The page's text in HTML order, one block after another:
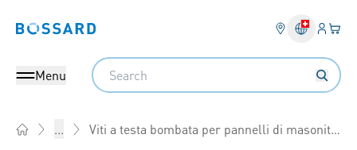
Bossard homepage Login
Il
Menu
Search
... Viti a testa bombata per pannelli di masonite con impronta a croce Pozidriv forma Z